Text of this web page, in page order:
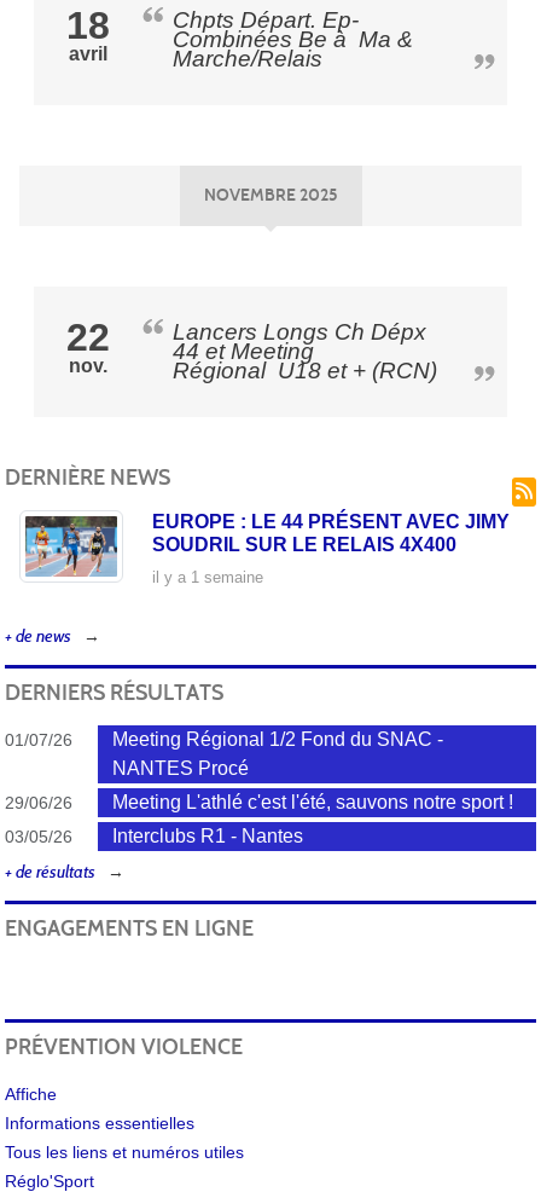
18
avril
Chpts Départ. Ep-
Combinées Be à Ma &
Marche/Relais
NOVEMBRE 2025
22
nov.
Lancers Longs Ch Dépx
44 et Meeting
Régional U18 et + (RCN)
DERNIÈRE NEWS
EUROPE : LE 44 PRÉSENT AVEC JIMY
SOUDRIL SUR LE RELAIS 4X400
il y a 1 semaine
+ de news
DERNIERS RÉSULTATS
01/07/26
Meeting Régional 1/2 Fond du SNAC -
NANTES Procé
29/06/26 Meeting L'athlé c'est l'été, sauvons notre sport !
03/05/26
Interclubs R1 - Nantes
+ de résultats
ENGAGEMENTS EN LIGNE
PRÉVENTION VIOLENCE
Affiche
Informations essentielles
Tous les liens et numéros utiles
Réglo'Sport